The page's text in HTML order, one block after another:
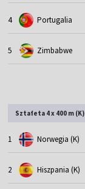
4 Portugalia
5 Zimbabwe
Sztafeta 4 x 400 m (K)
1 Norwegia (K)
2 Hiszpania (K)